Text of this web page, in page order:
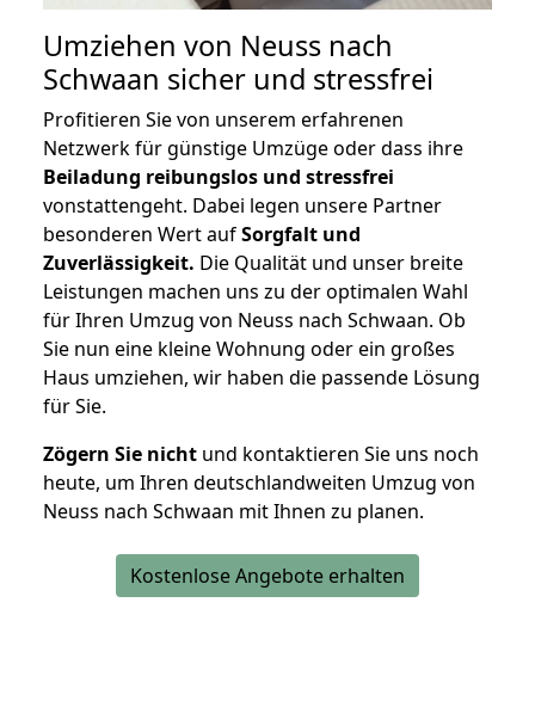
Umziehen von Neuss nach
Schwaan sicher und stressfrei
Profitieren Sie von unserem erfahrenen
Netzwerk für günstige Umzüge oder dass ihre
Beiladung reibungslos und stressfrei
vonstattengeht. Dabei legen unsere Partner
besonderen Wert aufSorgfalt und
Zuverlässigkeit. Die Qualität und unser breite
Leistungen machen uns zu der optimalen Wahl
für Ihren Umzug von Neuss nach Schwaan. Ob
Sie nun eine kleine Wohnung oder ein großes
Haus umziehen, wir haben die passende Lösung
für Sie.
Zögern Sie nicht und kontaktieren Sie uns noch
heute, um Ihren deutschlandweiten Umzug von
Neuss nach Schwaan mit Ihnen zu planen.
Kostenlose Angebote erhalten